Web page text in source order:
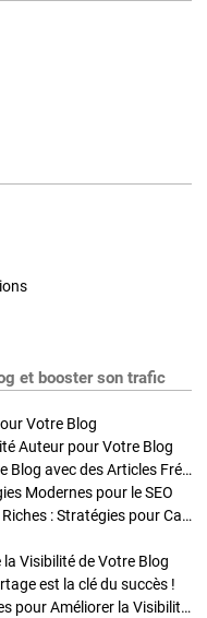
et booster son trafic
Votre Blog
Auteur pour Votre Blog
Stratégies de Publication : Boostez Votre Blog avec des Articles Fréquents et Exclusifs
Modernes pour le SEO
Enrichir Vos Articles avec des Contenus Riches : Stratégies pour Captiver et Optimiser
Visibilité de Votre Blog
est la clé du succès !
Optimisation SEO des Articles : Stratégies pour Améliorer la Visibilité de Votre Blog